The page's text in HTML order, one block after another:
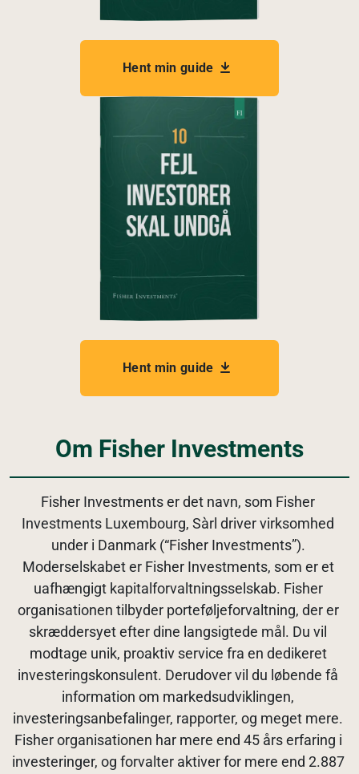
Hent min guide
Hent min guide
Om Fisher Investments
Fisher Investments er det navn, som Fisher
Investments Luxembourg, Sàrl driver virksomhed
under i Danmark (“Fisher Investments”).
Moderselskabet er Fisher Investments, som er et
uafhængigt kapitalforvaltningsselskab. Fisher
organisationen tilbyder porteføljeforvaltning, der er
skræddersyet efter dine langsigtede mål. Du vil
modtage unik, proaktiv service fra en dedikeret
investeringskonsulent. Derudover vil du løbende få
information om markedsudviklingen,
investeringsanbefalinger, rapporter, og meget mere.
Fisher organisationen har mere end 45 års erfaring i
investeringer, og forvalter aktiver for mere end 2.887